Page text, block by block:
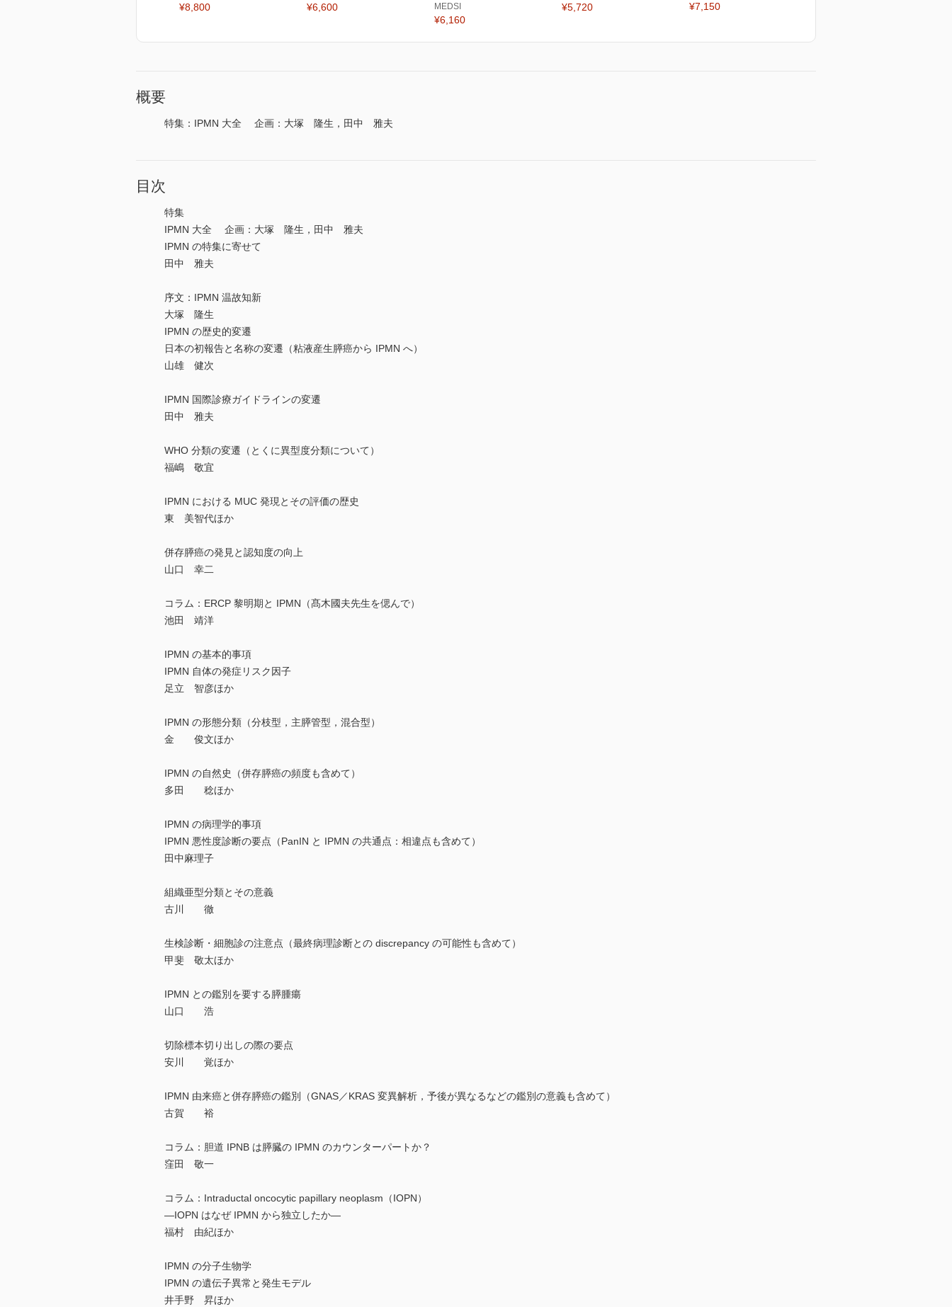
¥8,800 ¥6,600
MEDSI
¥6,160
¥5,720 ¥7,150
概要
特集：IPMN 大全 企画：大塚 隆生，田中 雅夫
目次
特集
IPMN 大全 企画：大塚 隆生，田中 雅夫
IPMN の特集に寄せて
田中 雅夫
序文：IPMN 温故知新
大塚 隆生
IPMN の歴史的変遷
日本の初報告と名称の変遷（粘液産生膵癌から IPMN へ）
山雄 健次
IPMN 国際診療ガイドラインの変遷
田中 雅夫
WHO 分類の変遷（とくに異型度分類について）
福嶋 敬宜
IPMN における MUC 発現とその評価の歴史
東 美智代ほか
併存膵癌の発見と認知度の向上
山口 幸二
コラム：ERCP 黎明期と IPMN（髙木國夫先生を偲んで）
池田 靖洋
IPMN の基本的事項
IPMN 自体の発症リスク因子
足立 智彦ほか
IPMN の形態分類（分枝型，主膵管型，混合型）
金 俊文ほか
IPMN の自然史（併存膵癌の頻度も含めて）
多田 稔ほか
IPMN の病理学的事項
IPMN 悪性度診断の要点（PanIN と IPMN の共通点：相違点も含めて）
田中麻理子
組織亜型分類とその意義
古川 徹
生検診断・細胞診の注意点（最終病理診断との discrepancy の可能性も含めて）
甲斐 敬太ほか
IPMN との鑑別を要する膵腫瘍
山口 浩
切除標本切り出しの際の要点
安川 覚ほか
IPMN 由来癌と併存膵癌の鑑別（GNAS／KRAS 変異解析，予後が異なるなどの鑑別の意義も含めて）
古賀 裕
コラム：胆道 IPNB は膵臓の IPMN のカウンターパートか？
窪田 敬一
コラム：Intraductal oncocytic papillary neoplasm（IOPN）
―IOPN はなぜ IPMN から独立したか―
福村 由紀ほか
IPMN の分子生物学
IPMN の遺伝子異常と発生モデル
井手野 昇ほか